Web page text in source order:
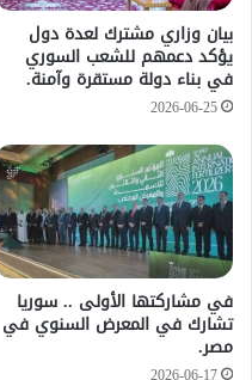
بيان وزاري مشترك لعدة دول
يؤكد دعمهم للشعب السوري
في بناء دولة مستقرة وآمنة.
2026-06-25
في مشاركتها الأولى .. سوريا
تشارك في المعرض السنوي في
مصر.